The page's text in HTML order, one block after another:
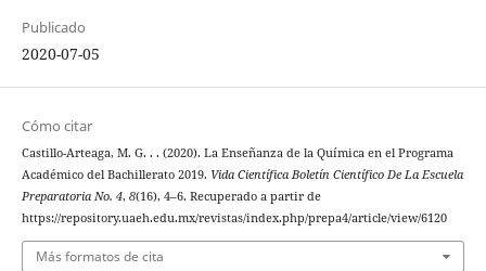
Publicado
2020-07-05
Cómo citar
Castillo-Arteaga, M. G. . . (2020). La Enseñanza de la Química en el Programa
Académico del Bachillerato 2019. Vida Científica Boletín Científico De La Escuela
Preparatoria No. 4, 8(16), 4–6. Recuperado a partir de
https://repository.uaeh.edu.mx/revistas/index.php/prepa4/article/view/6120
Más formatos de cita